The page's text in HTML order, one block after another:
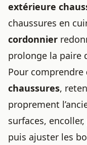
extérieure
chaussures en
cordonnier
prolonge la paire
Pour comprendre
chaussures,
proprement
surfaces,
puis ajuster les